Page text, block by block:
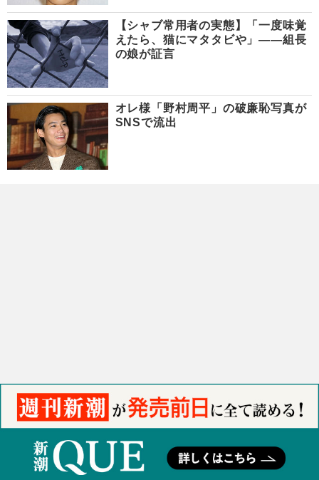
【シャブ常用者の実態】「一度味覚
えたら、猫にマタタビや」――組長
の娘が証言
オレ様「野村周平」の破廉恥写真が
SNSで流出